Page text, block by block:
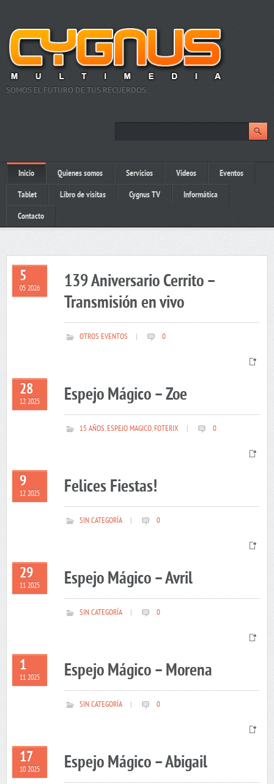
SOMOS EL FUTURO DE TUS RECUERDOS…
Inicio Quienes somos Servicios Videos Eventos
Tablet Libro de visitas Cygnus TV Informática
Contacto
5
05 2026
139 Aniversario Cerrito –
Transmisión en vivo
OTROS EVENTOS 0
28
12 2025 Espejo Mágico – Zoe
15 AÑOS,ESPEJO MAGICO,FOTERIX 0
9
12 2025 Felices Fiestas!
SIN CATEGORÍA 0
29
11 2025 Espejo Mágico – Avril
SIN CATEGORÍA 0
1
11 2025 Espejo Mágico – Morena
SIN CATEGORÍA 0
17
10 2025 Espejo Mágico – Abigail